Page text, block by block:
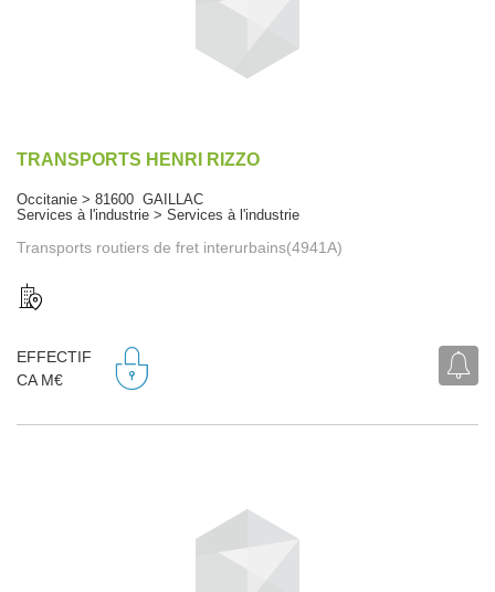
TRANSPORTS HENRI RIZZO
Occitanie > 81600 GAILLAC
Services à l'industrie > Services à l'industrie
Transports routiers de fret interurbains(4941A)
EFFECTIF
CA M€